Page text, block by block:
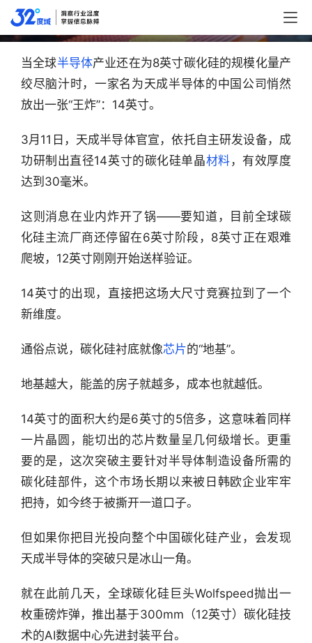
时机已至？
当全球半导体产业还在为8英寸碳化硅的规模化量产
绞尽脑汁时，一家名为天成半导体的中国公司悄然
放出一张“王炸”：14英寸。
3月11日，天成半导体官宣，依托自主研发设备，成
功研制出直径14英寸的碳化硅单晶材料 ，有效厚度
达到30毫米。
这则消息在业内炸开了锅——要知道，目前全球碳
化硅主流厂商还停留在6英寸阶段，8英寸正在艰难
爬坡，12英寸刚刚开始送样验证。
14英寸的出现，直接把这场大尺寸竞赛拉到了一个
新维度。
通俗点说，碳化硅衬底就像芯片的“地基”。
地基越大，能盖的房子就越多，成本也就越低。
14英寸的面积大约是6英寸的5倍多，这意味着同样
一片晶圆，能切出的芯片数量呈几何级增长。更重
要的是，这次突破主要针对半导体制造设备所需的
碳化硅部件，这个市场长期以来被日韩欧企业牢牢
把持，如今终于被撕开一道口子。
但如果你把目光投向整个中国碳化硅产业，会发现
天成半导体的突破只是冰山一角。
就在此前几天，全球碳化硅巨头Wolfspeed抛出一
枚重磅炸弹，推出基于300mm（12英寸）碳化硅技
术的AI数据中心先进封装平台。